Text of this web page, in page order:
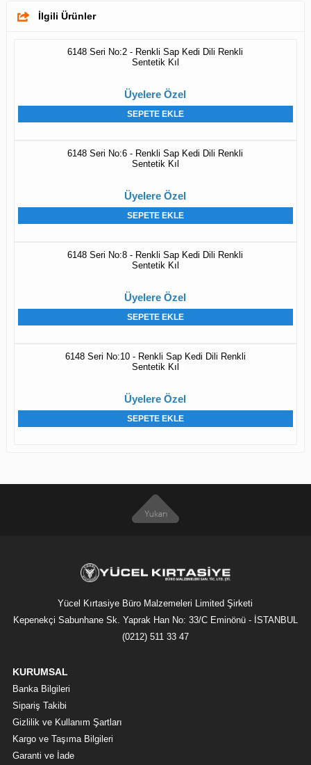
İlgili Ürünler
6148 Seri No:2 - Renkli Sap Kedi Dili Renkli
Sentetik Kıl
Üyelere Özel
SEPETE EKLE
6148 Seri No:6 - Renkli Sap Kedi Dili Renkli
Sentetik Kıl
Üyelere Özel
SEPETE EKLE
6148 Seri No:8 - Renkli Sap Kedi Dili Renkli
Sentetik Kıl
Üyelere Özel
SEPETE EKLE
6148 Seri No:10 - Renkli Sap Kedi Dili Renkli
Sentetik Kıl
Üyelere Özel
SEPETE EKLE
Yücel Kırtasiye Büro Malzemeleri Limited Şirketi
Kepenekçi Sabunhane Sk. Yaprak Han No: 33/C Eminönü - İSTANBUL
(0212) 511 33 47
KURUMSAL
Banka Bilgileri
Sipariş Takibi
Gizlilik ve Kullanım Şartları
Kargo ve Taşıma Bilgileri
Garanti ve İade